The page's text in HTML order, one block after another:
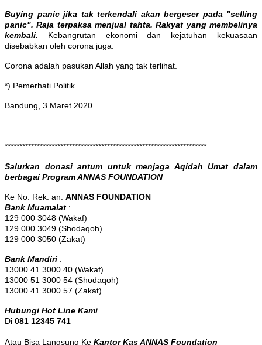
Buying panic jika tak terkendali akan bergeser pada "selling
panic". Raja terpaksa menjual tahta. Rakyat yang membelinya
kembali. Kebangrutan ekonomi dan kejatuhan kekuasaan
disebabkan oleh corona juga.
Corona adalah pasukan Allah yang tak terlihat.
*) Pemerhati Politik
Bandung, 3 Maret 2020
*********************************************************************
Salurkan donasi antum untuk menjaga Aqidah Umat dalam
berbagai Program ANNAS FOUNDATION
Ke No. Rek. an. ANNAS FOUNDATION
Bank Muamalat :
129 000 3048 (Wakaf)
129 000 3049 (Shodaqoh)
129 000 3050 (Zakat)
Bank Mandiri :
13000 41 3000 40 (Wakaf)
13000 51 3000 54 (Shodaqoh)
13000 41 3000 57 (Zakat)
Hubungi Hot Line Kami
Di 081 12345 741
Atau Bisa Langsung Ke Kantor Kas ANNAS Foundation